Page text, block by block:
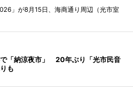
」が8月15日、海商通り周辺（光市室
「納涼夜市」 20年ぶり「光市民音
も